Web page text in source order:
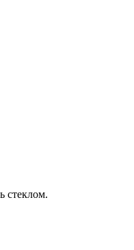
стеклом.